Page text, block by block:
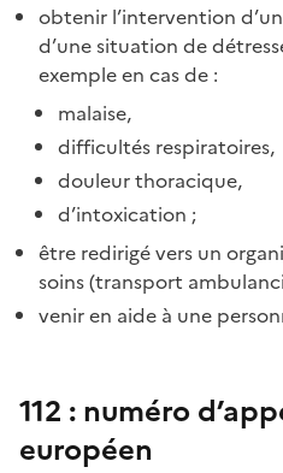
obtenir l’intervention
d’une situation de
exemple en cas de :
malaise,
difficultés respiratoires,
douleur thoracique,
d’intoxication ;
être redirigé vers un
soins (transport
venir en aide à une
112 : numéro
européen